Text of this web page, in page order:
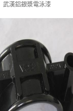
武漢鋁銀漿電泳漆